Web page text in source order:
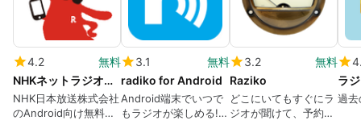
4.2
無料
NHKネットラジオ らじる★らじる
NHK日本放送株式会社
のAndroid向け無料ア
3.1
無料
radiko for Android
Android端末でいつで
もラジオが楽しめる!
3.2
無料
Raziko
どこにいてもすぐにラ
ジオが聞けて、予約録
過